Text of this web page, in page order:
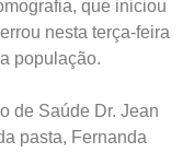
que iniciou
nesta terça-feira
população.
de Saúde Dr. Jean
pasta, Fernanda